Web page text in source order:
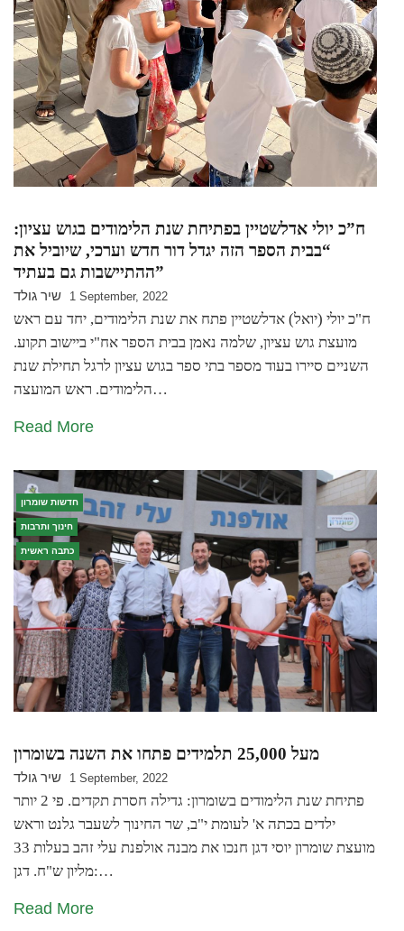
ח”כ יולי אדלשטיין בפתיחת שנת הלימודים בגוש עציון:
“בבית הספר הזה יגדל דור חדש וערכי, שיוביל את
ההתיישבות גם בעתיד”
שיר גולד 1 September, 2022
ח"כ יולי (יואל) אדלשטיין פתח את שנת הלימודים, יחד עם ראש
מועצת גוש עציון, שלמה נאמן בבית הספר אח"י ביישוב תקוע.
השניים סיירו בעוד מספר בתי ספר בגוש עציון לרגל תחילת שנת
הלימודים. ראש המועצה…
Read More
חדשות שומרון
חינוך ותרבות
כתבה ראשית
מעל 25,000 תלמידים פתחו את השנה בשומרון
שיר גולד 1 September, 2022
פתיחת שנת הלימודים בשומרון: גדילה חסרת תקדים. פי 2 יותר
ילדים בכתה א' לעומת י"ב, שר החינוך לשעבר גלנט וראש
מועצת שומרון יוסי דגן חנכו את מבנה אולפנת עלי זהב בעלות 33
מליון ש"ח. דגן:…
Read More